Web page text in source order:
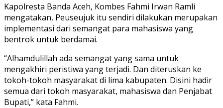
Kapolresta Banda Aceh, Kombes Fahmi Irwan Ramli
mengatakan, Peuseujuk itu sendiri dilakukan merupakan
implementasi dari semangat para mahasiswa yang
bentrok untuk berdamai.
“Alhamdulillah ada semangat yang sama untuk
mengakhiri peristiwa yang terjadi. Dan diteruskan ke
tokoh-tokoh masyarakat di lima kabupaten. Disini hadir
semua dari tokoh masyarakat, mahasiswa dan Penjabat
Bupati,” kata Fahmi.